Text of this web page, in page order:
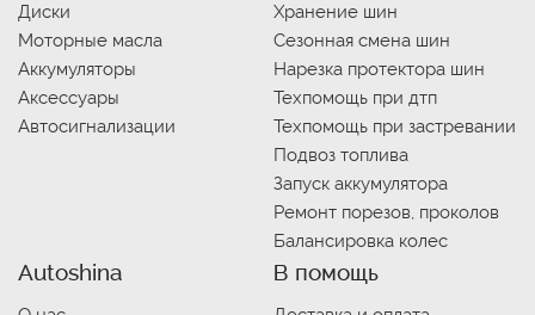
Диски
Моторные масла
Аккумуляторы
Аксессуары
Автосигнализации
Хранение шин
Сезонная смена шин
Нарезка протектора шин
Техпомощь при дтп
Техпомощь при застревании
Подвоз топлива
Запуск аккумулятора
Ремонт порезов, проколов
Балансировка колес
Autoshina В помощь